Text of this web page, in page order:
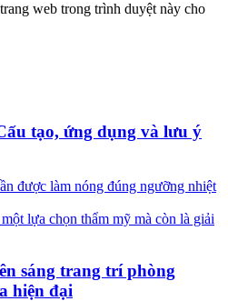
web trong trình duyệt này cho
tạo, ứng dụng và lưu ý
lựa chọn thẩm mỹ mà còn là giải
sáng trang trí phòng
hiện đại